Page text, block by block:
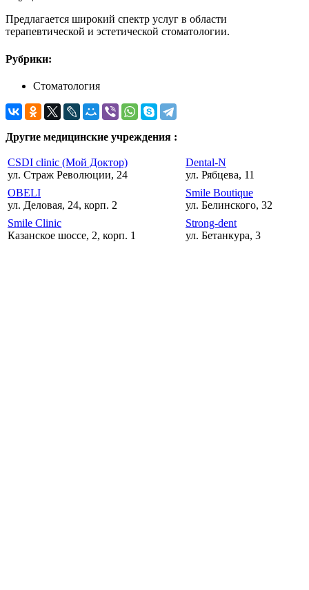
Предлагается широкий спектр услуг в области
терапевтической и эстетической стоматологии.
Рубрики:
Стоматология
Другие медицинские учреждения :
CSDI clinic (Мой Доктор)
ул. Страж Революции, 24
Dental-N
ул. Рябцева, 11
OBELI
ул. Деловая, 24, корп. 2
Smile Boutique
ул. Белинского, 32
Smile Clinic
Казанское шоссе, 2, корп. 1
Strong-dent
ул. Бетанкура, 3